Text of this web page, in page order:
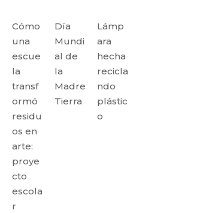
Cómo
una
escue
la
transf
ormó
residu
os en
arte:
proye
cto
escola
r
Día
Mundi
al de
la
Madre
Tierra
Lámp
ara
hecha
recicla
ndo
plástic
o